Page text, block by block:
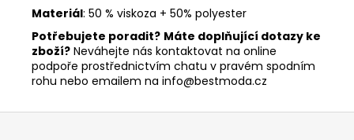
Materiál: 50 % viskoza + 50% polyester
Potřebujete poradit? Máte doplňující dotazy ke
zboží? Neváhejte nás kontaktovat na online
podpoře prostřednictvím chatu v pravém spodním
rohu nebo emailem na info@bestmoda.cz